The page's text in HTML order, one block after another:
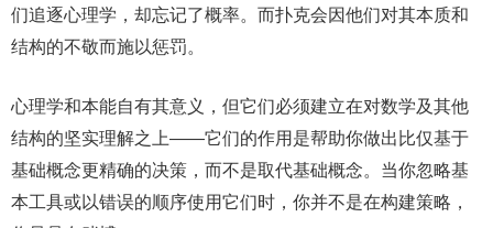
们追逐心理学，却忘记了概率。而扑克会因他们对其本质和
结构的不敬而施以惩罚。
心理学和本能自有其意义，但它们必须建立在对数学及其他
结构的坚实理解之上——它们的作用是帮助你做出比仅基于
基础概念更精确的决策，而不是取代基础概念。当你忽略基
本工具或以错误的顺序使用它们时，你并不是在构建策略，